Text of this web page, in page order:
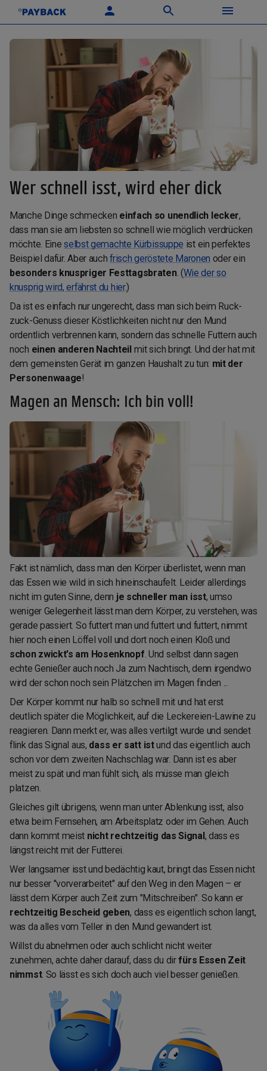
Wer schnell isst, wird eher dick
Manche Dinge schmecken einfach so unendlich lecker,
dass man sie am liebsten so schnell wie möglich verdrücken
möchte. Eineselbst gemachte Kürbissuppe ist ein perfektes
Beispiel dafür. Aber auchfrisch geröstete Maronen oder ein
besonders knuspriger Festtagsbraten. (Wie der so
knusprig wird, erfährst du hier.)
Da ist es einfach nur ungerecht, dass man sich beim Ruck-
zuck-Genuss dieser Köstlichkeiten nicht nur den Mund
ordentlich verbrennen kann, sondern das schnelle Futtern auch
noch einen anderen Nachteilmit sich bringt. Und der hat mit
dem gemeinsten Gerät im ganzen Haushalt zu tun: mit der
Personenwaage!
Magen an Mensch: Ich bin voll!
Fakt ist nämlich, dass man den Körper überlistet, wenn man
das Essen wie wild in sich hineinschaufelt. Leider allerdings
nicht im guten Sinne, denn je schneller man isst, umso
weniger Gelegenheit lässt man dem Körper, zu verstehen, was
gerade passiert. So futtert man und futtert und futtert, nimmt
hier noch einen Löffel voll und dort noch einen Kloß und
schon zwickt's am Hosenknopf. Und selbst dann sagen
echte Genießer auch noch Ja zum Nachtisch, denn irgendwo
wird der schon noch sein Plätzchen im Magen finden ...
Der Körper kommt nur halb so schnell mit und hat erst
deutlich später die Möglichkeit, auf die Leckereien-Lawine zu
reagieren. Dann merkt er, was alles vertilgt wurde und sendet
flink das Signal aus, dass er satt istund das eigentlich auch
schon vor dem zweiten Nachschlag war. Dann ist es aber
meist zu spät und man fühlt sich, als müsse man gleich
platzen.
Gleiches gilt übrigens, wenn man unter Ablenkung isst, also
etwa beim Fernsehen, am Arbeitsplatz oder im Gehen. Auch
dann kommt meist nicht rechtzeitig das Signal , dass es
längst reicht mit der Futterei.
Wer langsamer isst und bedächtig kaut, bringt das Essen nicht
nur besser "vorverarbeitet" auf den Weg in den Magen – er
lässt dem Körper auch Zeit zum "Mitschreiben". So kann er
rechtzeitig Bescheid geben, dass es eigentlich schon langt,
was da alles vom Teller in den Mund gewandert ist.
Willst du abnehmen oder auch schlicht nicht weiter
zunehmen, achte daher darauf, dass du dirfürs Essen Zeit
nimmst. So lässt es sich doch auch viel besser genießen.